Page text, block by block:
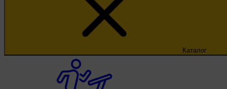
Каталог